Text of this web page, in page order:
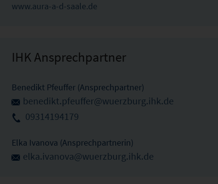
www.aura-a-d-saale.de
IHK Ansprechpartner
Benedikt Pfeuffer (Ansprechpartner)
benedikt.pfeuffer@wuerzburg.ihk.de
09314194179
Elka Ivanova (Ansprechpartnerin)
elka.ivanova@wuerzburg.ihk.de